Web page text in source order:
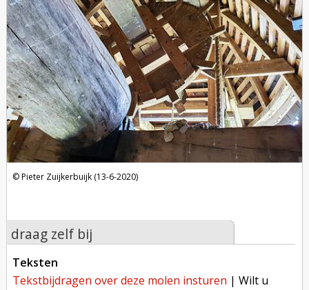
Pieter Zuijkerbuijk (13-6-2020)
draag zelf bij
teksten
tekstbijdragen over deze molen insturen | Wilt u